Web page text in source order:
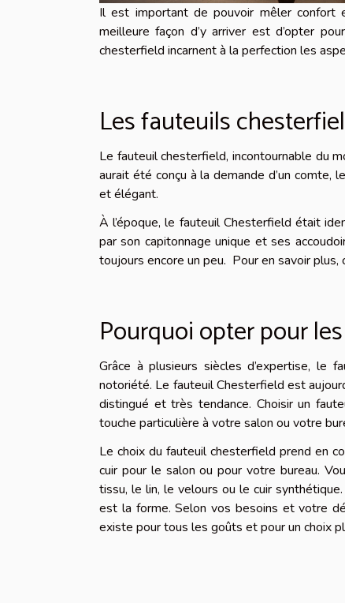
Il est important de pouvoir mêler
meilleure façon d’y arriver est d’opter
chesterfield incarnent à la perfection les
Les fauteuils
Le fauteuil chesterfield, incontournable du
aurait été conçu à la demande d’un comte,
et élégant.
À l’époque, le fauteuil Chesterfield était
par son capitonnage unique et ses
toujours encore un peu. Pour en savoir plus,
Pourquoi opter pour
Grâce à plusieurs siècles d’expertise, le
notoriété. Le fauteuil Chesterfield est
distingué et très tendance. Choisir un
touche particulière à votre salon ou votre
Le choix du fauteuil chesterfield prend en
cuir pour le salon ou pour votre bureau.
tissu, le lin, le velours ou le cuir
est la forme. Selon vos besoins et votre
existe pour tous les goûts et pour un choix